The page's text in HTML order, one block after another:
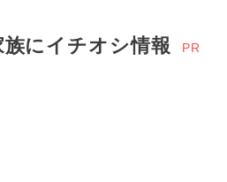
にイチオシ情報 PR